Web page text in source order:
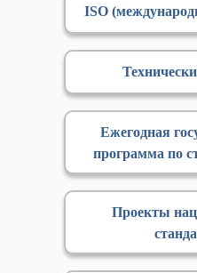
ISO
Ежегодная
программа по
Проекты